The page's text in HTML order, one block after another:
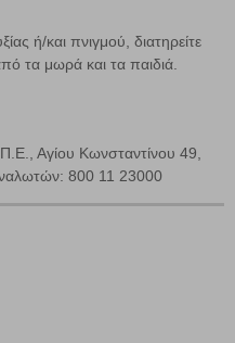
ή/και πνιγμού, διατηρείτε
τα μωρά και τα παιδιά.
Αγίου Κωνσταντίνου 49,
800 11 23000
όλων